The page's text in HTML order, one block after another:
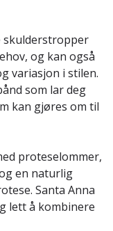
skulderstropper
og kan også
variasjon i stilen.
som lar deg
kan gjøres om til
proteselommer,
en naturlig
Santa Anna
lett å kombinere